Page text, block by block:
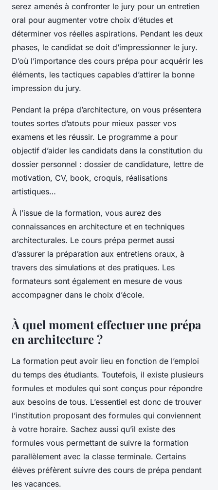
serez amenés à confronter le jury pour un entretien
oral pour augmenter votre choix d’études et
déterminer vos réelles aspirations. Pendant les deux
phases, le candidat se doit d’impressionner le jury.
D’où l’importance des cours prépa pour acquérir les
éléments, les tactiques capables d’attirer la bonne
impression du jury.
Pendant la prépa d’architecture, on vous présentera
toutes sortes d’atouts pour mieux passer vos
examens et les réussir. Le programme a pour
objectif d’aider les candidats dans la constitution du
dossier personnel : dossier de candidature, lettre de
motivation, CV, book, croquis, réalisations
artistiques…
À l’issue de la formation, vous aurez des
connaissances en architecture et en techniques
architecturales. Le cours prépa permet aussi
d’assurer la préparation aux entretiens oraux, à
travers des simulations et des pratiques. Les
formateurs sont également en mesure de vous
accompagner dans le choix d’école.
À quel moment effectuer une prépa
en architecture ?
La formation peut avoir lieu en fonction de l’emploi
du temps des étudiants. Toutefois, il existe plusieurs
formules et modules qui sont conçus pour répondre
aux besoins de tous. L’essentiel est donc de trouver
l’institution proposant des formules qui conviennent
à votre horaire. Sachez aussi qu’il existe des
formules vous permettant de suivre la formation
parallèlement avec la classe terminale. Certains
élèves préfèrent suivre des cours de prépa pendant
les vacances.